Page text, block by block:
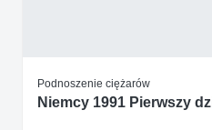
Podnoszenie ciężarów
Niemcy 1991 Pierwszy